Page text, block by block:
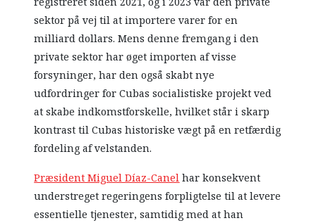
sektor på vej til at importere varer for en
milliard dollars. Mens denne fremgang i den
private sektor har øget importen af visse
forsyninger, har den også skabt nye
udfordringer for Cubas socialistiske projekt ved
at skabe indkomstforskelle, hvilket står i skarp
kontrast til Cubas historiske vægt på en retfærdig
fordeling af velstanden.
Præsident Miguel Díaz-Canelhar konsekvent
understreget regeringens forpligtelse til at levere
essentielle tjenester, samtidig med at han